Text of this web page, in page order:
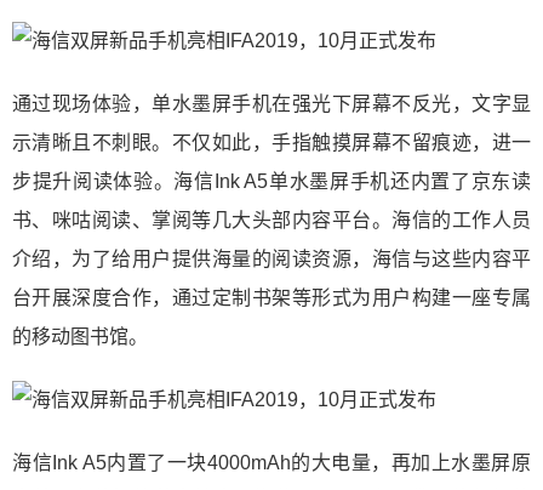
通过现场体验，单水墨屏手机在强光下屏幕不反光，文字显
示清晰且不刺眼。不仅如此，手指触摸屏幕不留痕迹，进一
步提升阅读体验。海信Ink A5单水墨屏手机还内置了京东读
书、咪咕阅读、掌阅等几大头部内容平台。海信的工作人员
介绍，为了给用户提供海量的阅读资源，海信与这些内容平
台开展深度合作，通过定制书架等形式为用户构建一座专属
的移动图书馆。
海信Ink A5内置了一块4000mAh的大电量，再加上水墨屏原